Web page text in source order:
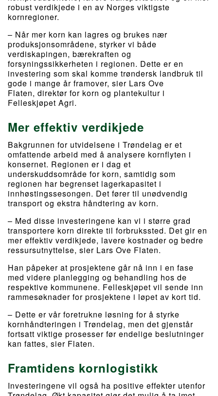
robust verdikjede i en av Norges viktigste
kornregioner.
– Når mer korn kan lagres og brukes nær
produksjonsområdene, styrker vi både
verdiskapingen, bærekraften og
forsyningssikkerheten i regionen. Dette er en
investering som skal komme trøndersk landbruk til
gode i mange år framover, sier Lars Ove
Flaten, direktør for korn og plantekultur i
Felleskjøpet Agri.
Mer effektiv verdikjede
Bakgrunnen for utvidelsene i Trøndelag er et
omfattende arbeid med å analysere kornflyten i
konsernet. Regionen er i dag et
underskuddsområde for korn, samtidig som
regionen har begrenset lagerkapasitet i
innhøstingssesongen. Det fører til unødvendig
transport og ekstra håndtering av korn.
– Med disse investeringene kan vi i større grad
transportere korn direkte til forbrukssted. Det gir en
mer effektiv verdikjede, lavere kostnader og bedre
ressursutnyttelse, sier Lars Ove Flaten.
Han påpeker at prosjektene går nå inn i en fase
med videre planlegging og behandling hos de
respektive kommunene. Felleskjøpet vil sende inn
rammesøknader for prosjektene i løpet av kort tid.
– Dette er vår foretrukne løsning for å styrke
kornhåndteringen i Trøndelag, men det gjenstår
fortsatt viktige prosesser før endelige beslutninger
kan fattes, sier Flaten.
Framtidens kornlogistikk
Investeringene vil også ha positive effekter utenfor